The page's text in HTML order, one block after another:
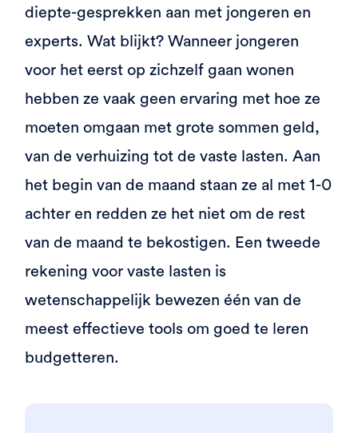
diepte-gesprekken aan met jongeren en
experts. Wat blijkt? Wanneer jongeren
voor het eerst op zichzelf gaan wonen
hebben ze vaak geen ervaring met hoe ze
moeten omgaan met grote sommen geld,
van de verhuizing tot de vaste lasten. Aan
het begin van de maand staan ze al met 1-0
achter en redden ze het niet om de rest
van de maand te bekostigen. Een tweede
rekening voor vaste lasten is
wetenschappelijk bewezen één van de
meest effectieve tools om goed te leren
budgetteren.